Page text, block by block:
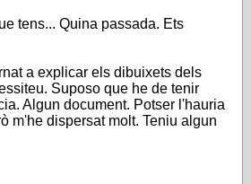
tens... Quina passada. Ets
a explicar els dibuixets dels
Suposo que he de tenir
Algun document. Potser l'hauria
m'he dispersat molt. Teniu algun